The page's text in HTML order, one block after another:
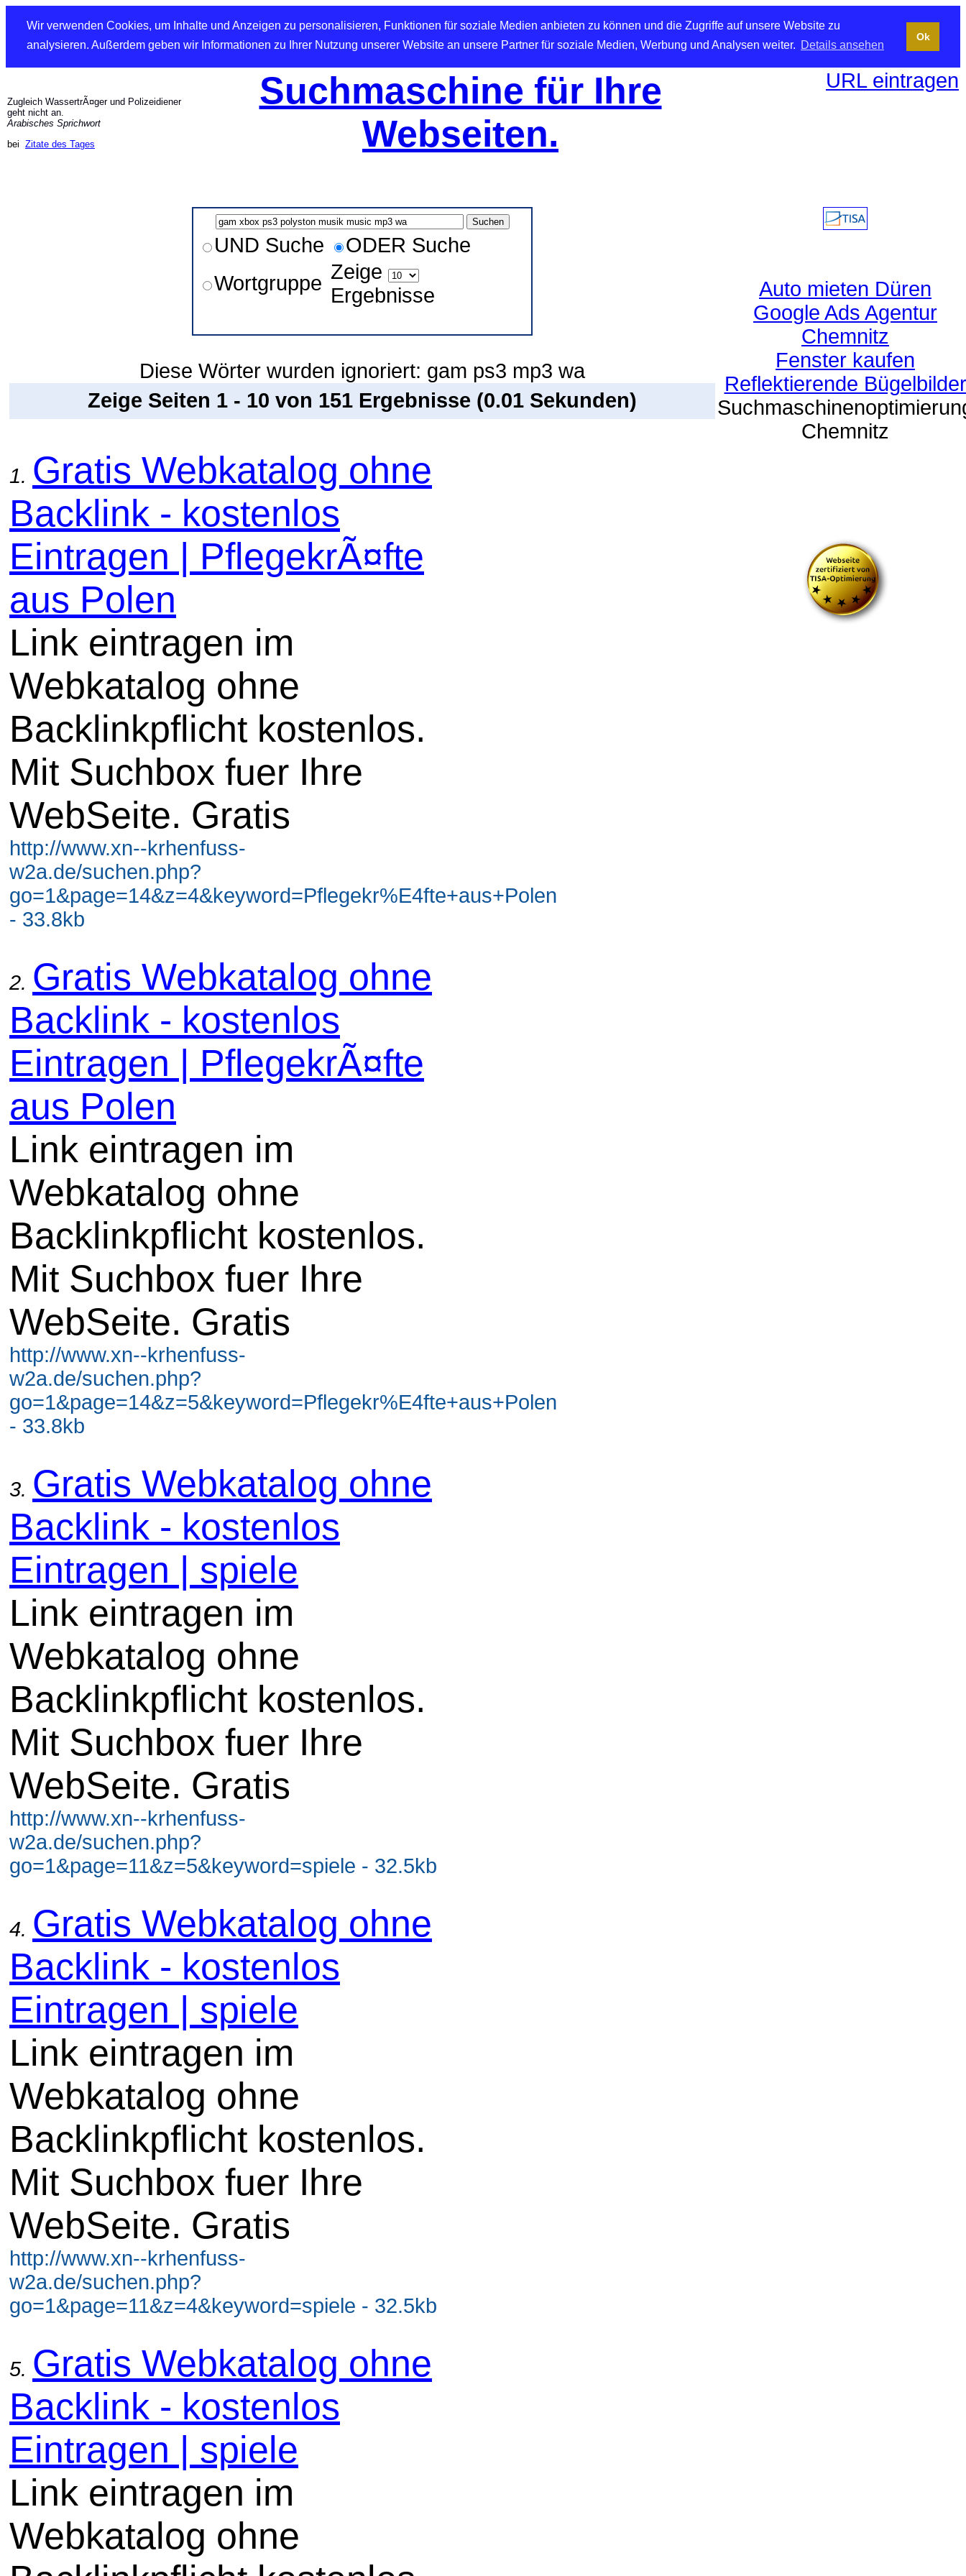
Wir verwenden Cookies, um Inhalte und Anzeigen zu personalisieren, Funktionen für soziale Medien anbieten zu können und die Zugriffe auf unsere Website zu
analysieren. Außerdem geben wir Informationen zu Ihrer Nutzung unserer Website an unsere Partner für soziale Medien, Werbung und Analysen weiter. Details ansehen
Ok
Zugleich WassertrÃ¤ger und Polizeidiener
geht nicht an.
Arabisches Sprichwort
bei Zitate des Tages
Suchmaschine für Ihre
Webseiten.
URL eintragen
UND Suche
ODER Suche
Wortgruppe Zeige
Ergebnisse
Diese Wörter wurden ignoriert: gam ps3 mp3 wa
Zeige Seiten 1 - 10 von 151 Ergebnisse (0.01 Sekunden)
1. Gratis Webkatalog ohne
Backlink - kostenlos
Eintragen | PflegekrÃ¤fte
aus Polen
Link eintragen im
Webkatalog ohne
Backlinkpflicht kostenlos.
Mit Suchbox fuer Ihre
WebSeite. Gratis
http://www.xn--krhenfuss-
w2a.de/suchen.php?
go=1&page=14&z=4&keyword=Pflegekr%E4fte+aus+Polen
- 33.8kb
2. Gratis Webkatalog ohne
Backlink - kostenlos
Eintragen | PflegekrÃ¤fte
aus Polen
Link eintragen im
Webkatalog ohne
Backlinkpflicht kostenlos.
Mit Suchbox fuer Ihre
WebSeite. Gratis
http://www.xn--krhenfuss-
w2a.de/suchen.php?
go=1&page=14&z=5&keyword=Pflegekr%E4fte+aus+Polen
- 33.8kb
3. Gratis Webkatalog ohne
Backlink - kostenlos
Eintragen | spiele
Link eintragen im
Webkatalog ohne
Backlinkpflicht kostenlos.
Mit Suchbox fuer Ihre
WebSeite. Gratis
http://www.xn--krhenfuss-
w2a.de/suchen.php?
go=1&page=11&z=5&keyword=spiele - 32.5kb
4. Gratis Webkatalog ohne
Backlink - kostenlos
Eintragen | spiele
Link eintragen im
Webkatalog ohne
Backlinkpflicht kostenlos.
Mit Suchbox fuer Ihre
WebSeite. Gratis
http://www.xn--krhenfuss-
w2a.de/suchen.php?
go=1&page=11&z=4&keyword=spiele - 32.5kb
5. Gratis Webkatalog ohne
Backlink - kostenlos
Eintragen | spiele
Link eintragen im
Webkatalog ohne
Auto mieten Düren
Google Ads Agentur
Chemnitz
Fenster kaufen
Reflektierende Bügelbilder
Chemnitz